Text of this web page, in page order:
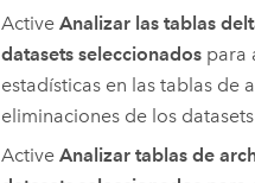
ActiveAnalizar las tablas
datasets seleccionados para
estadísticas en las tablas de
eliminaciones de los
ActiveAnalizar tablas de